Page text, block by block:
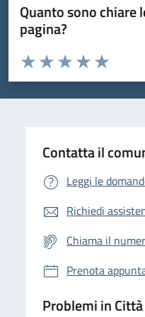
Quanto sono chiare
pagina?
Domanda
Valuta da 1 a 5 stelle la pagina
Valuta 5
Valuta 4
Valuta 3 stelle su
Valuta 2 stelle su 5
Valuta 1 stelle su 5
Contatta il
Leggi le
Richiedi
Chiama il
Prenota
Problemi in Città